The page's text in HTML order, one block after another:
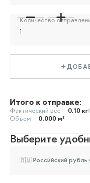
Количество
Итого к отправке:
Фактический вес —0.10 кг
Объём —0.000 м³
Выберите
🇷🇺 Российский рубль